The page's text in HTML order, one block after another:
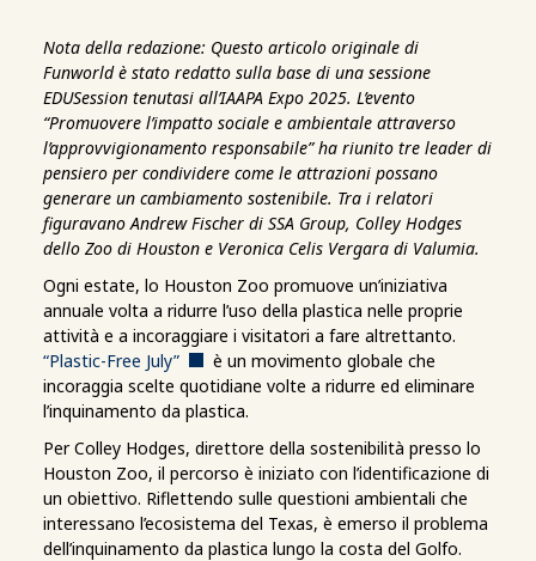
Nota della redazione: Questo articolo originale di
Funworld è stato redatto sulla base di una sessione
EDUSession tenutasi all’IAAPA Expo 2025. L’evento
“Promuovere l’impatto sociale e ambientale attraverso
l’approvvigionamento responsabile” ha riunito tre leader di
pensiero per condividere come le attrazioni possano
generare un cambiamento sostenibile. Tra i relatori
figuravano Andrew Fischer di SSA Group, Colley Hodges
dello Zoo di Houston e Veronica Celis Vergara di Valumia.
Ogni estate, lo Houston Zoo promuove un’iniziativa
annuale volta a ridurre l’uso della plastica nelle proprie
attività e a incoraggiare i visitatori a fare altrettanto.
“Plastic-Free July”
è un movimento globale che
incoraggia scelte quotidiane volte a ridurre ed eliminare
l’inquinamento da plastica.
Per Colley Hodges, direttore della sostenibilità presso lo
Houston Zoo, il percorso è iniziato con l’identificazione di
un obiettivo. Riflettendo sulle questioni ambientali che
interessano l’ecosistema del Texas, è emerso il problema
dell’inquinamento da plastica lungo la costa del Golfo.